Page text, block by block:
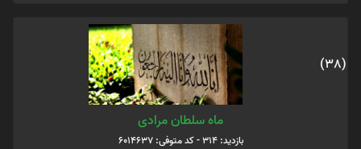
(38)
ماه سلطان مرادی
بازدید: 314 - کد متوفی: 6014637